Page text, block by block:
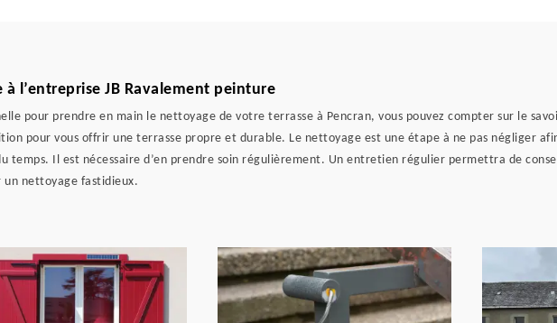
l’entreprise JB Ravalement peinture
pour prendre en main le nettoyage de votre terrasse à Pencran, vous pouvez compter sur le
pour vous offrir une terrasse propre et durable. Le nettoyage est une étape à ne pas négliger
temps. Il est nécessaire d’en prendre soin régulièrement. Un entretien régulier permettra de
un nettoyage fastidieux.